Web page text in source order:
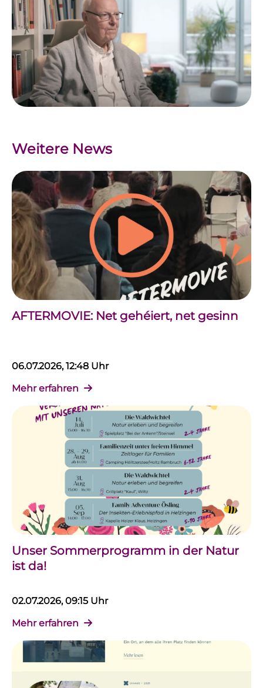
Weitere News
AFTERMOVIE: Net gehéiert, net gesinn
06.07.2026, 12:48 Uhr
Mehr erfahren
Unser Sommerprogramm in der Natur
ist da!
02.07.2026, 09:15 Uhr
Mehr erfahren